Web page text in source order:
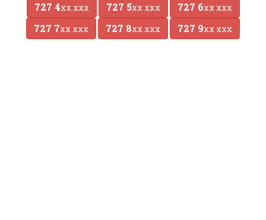
727 4xx xxx 727 5xx xxx 727 6xx xxx
727 7xx xxx 727 8xx xxx 727 9xx xxx